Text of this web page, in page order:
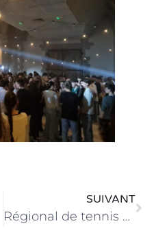
SUIVANT
Régional de tennis de table